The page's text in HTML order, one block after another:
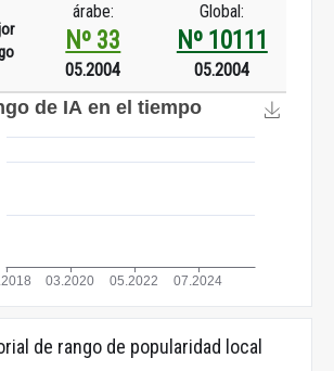
árabe:
Nº 33
05.2004
Global:
Nº 10111
05.2004
de rango de popularidad local